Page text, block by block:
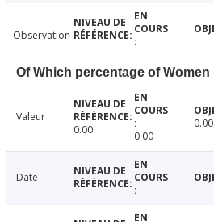
Observation
Of Which percentage of Women
Valeur
0.00
0.00
0.00
Date